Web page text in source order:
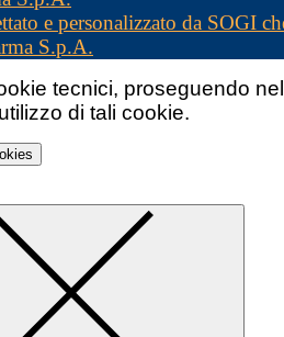
e personalizzato da SOGI
S.p.A.
tecnici, proseguendo
di tali cookie.